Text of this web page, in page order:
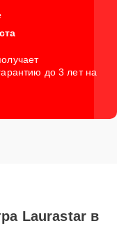
до 3 лет на
Laurastar в